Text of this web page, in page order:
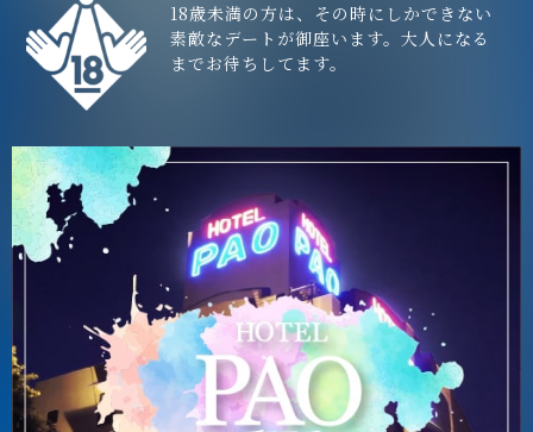
18歳未満の方は、その時にしかできない
素敵なデートが御座います。大人になる
までお待ちしてます。